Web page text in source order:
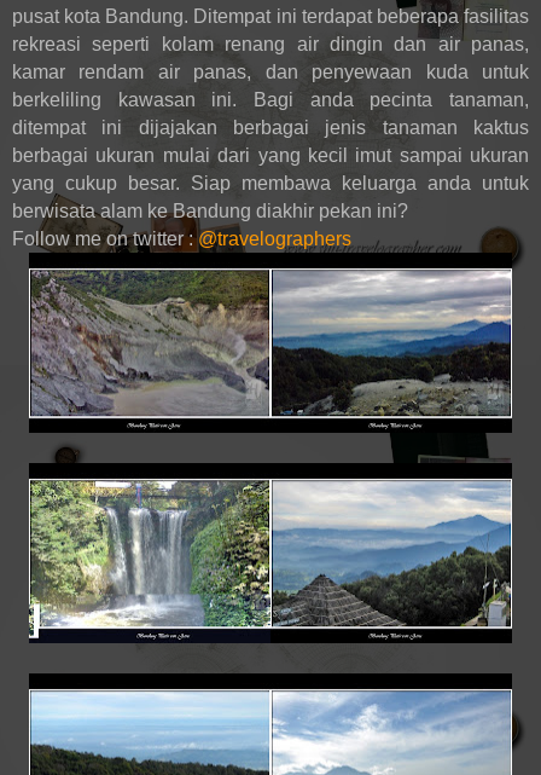
pusat kota Bandung. Ditempat ini terdapat beberapa fasilitas
rekreasi seperti kolam renang air dingin dan air panas,
kamar rendam air panas, dan penyewaan kuda untuk
berkeliling kawasan ini. Bagi anda pecinta tanaman,
ditempat ini dijajakan berbagai jenis tanaman kaktus
berbagai ukuran mulai dari yang kecil imut sampai ukuran
yang cukup besar. Siap membawa keluarga anda untuk
berwisata alam ke Bandung diakhir pekan ini?
Follow me on twitter :@travelographers